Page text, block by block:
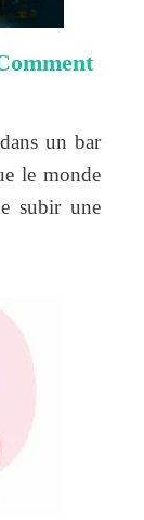
un bar
le monde
subir une